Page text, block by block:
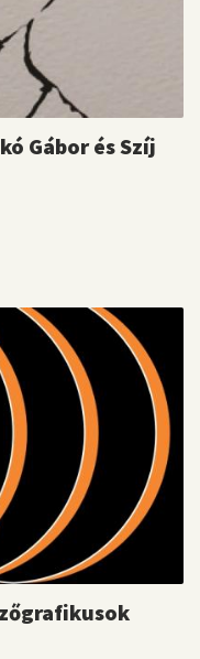
Gábor és Szíj